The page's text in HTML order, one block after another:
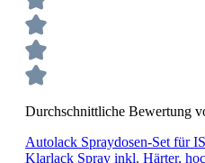
Durchschnittliche Bewertung
Autolack Spraydosen-Set für
Klarlack Spray inkl. Härter,